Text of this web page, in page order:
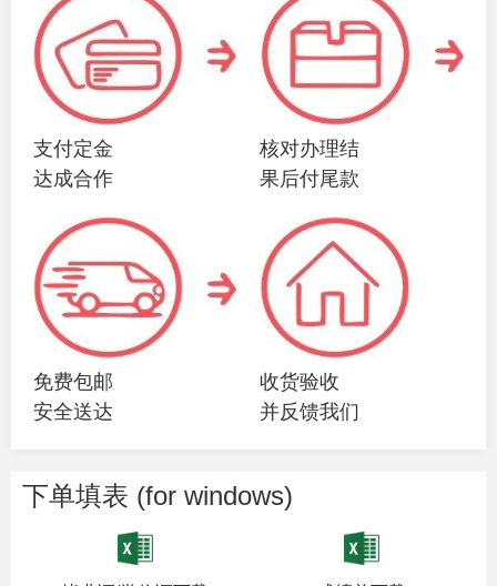
支付定金
达成合作
核对办理结
果后付尾款
免费包邮
安全送达
收货验收
并反馈我们
下单填表 (for windows)